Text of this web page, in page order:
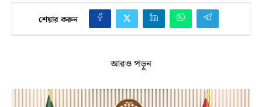
শেয়ার করুন
আরও পড়ুন